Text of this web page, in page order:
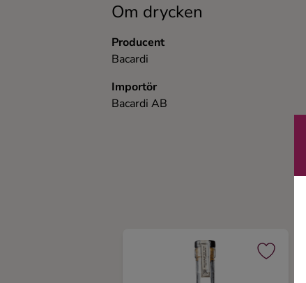
Om drycken
Producent
Bacardi
Importör
Bacardi AB